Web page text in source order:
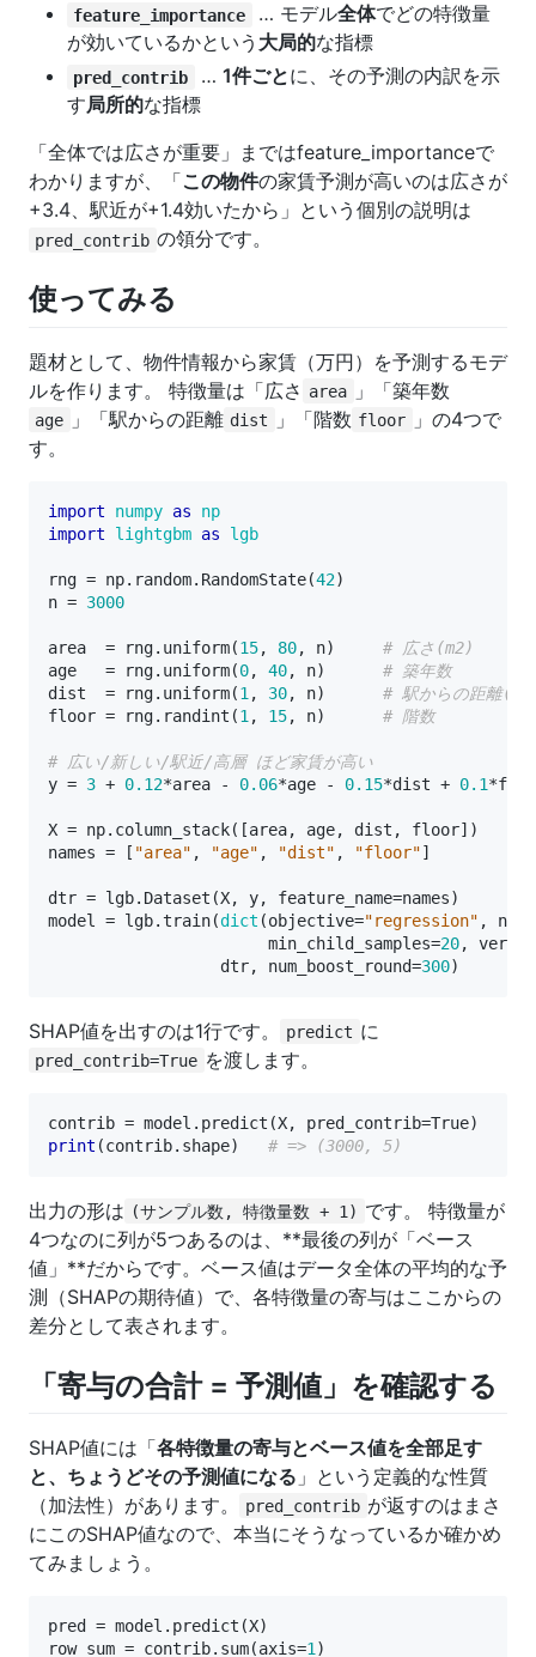
feature_importance … モデル全体でどの特徴量
が効いているかという 大局的な指標
pred_contrib … 1件ごとに、その予測の内訳を示
す局所的な指標
「全体では広さが重要」まではfeature_importanceで
わかりますが、「この物件の家賃予測が高いのは広さが
+3.4、駅近が+1.4効いたから」という個別の説明は
pred_contrib の領分です。
使ってみる
題材として、物件情報から家賃（万円）を予測するモデ
ルを作ります。 特徴量は「広さ area 」「築年数
age 」「駅からの距離 dist 」「階数 floor
」の4つで
す。
import numpy as
np
import
lightgbm as lgb
rng = np. random. RandomState(42)
n = 3000
area = rng. uniform(15, 80, n)
# 広さ(m2)
age
= rng. uniform(0, 40, n)
# 築年数
dist
= rng. uniform(1 , 30, n)
# 駅からの距離(分
floor = rng. randint (1 , 15, n) # 階数
# 広い/新しい/駅近/高層 ほど家賃が高い
y = 3 + 0.12*area - 0.06*age - 0.15*dist + 0.1*
X = np. column_stack([area, age, dist , floor])
names = [ "area" , "age" , "dist" , "floor"]
dtr = lgb. Dataset (X, y, feature_name=names)
model
= lgb.train(dict (objective="regression" ,
min_child_samples=20,
dtr, num_boost_round=300)
SHAP値を出すのは1行です。 predict に
pred_contrib=True を渡します。
contrib = model . predict (X, pred_contrib=True)
print (contrib. shape) # => (3000, 5)
出力の形は (サンプル数, 特徴量数 + 1) です。 特徴量が
4つなのに列が5つあるのは、**最後の列が「ベース
値」**だからです。ベース値はデータ全体の平均的な予
測（SHAPの期待値）で、各特徴量の寄与はここからの
差分として表されます。
「寄与の合計 = 予測値」を確認する
SHAP値には「各特徴量の寄与とベース値を全部足す
と、ちょうどその予測値になる 」という定義的な性質
（加法性）があります。
pred_contrib が返すのはまさ
にこのSHAP値なので、本当にそうなっているか確かめ
てみましょう。
pred = model . predict (X)
row_sum = contrib. sum(axis=1 )